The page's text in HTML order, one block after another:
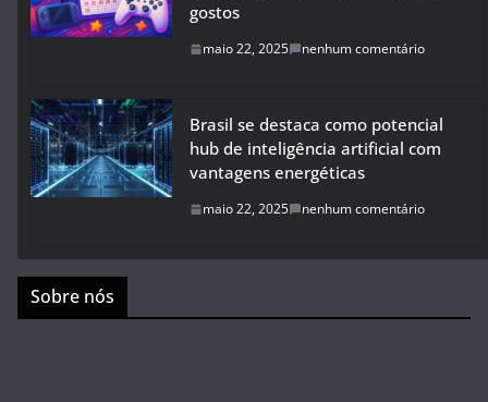
gostos
maio 22, 2025 nenhum comentário
Brasil se destaca como potencial
hub de inteligência artificial com
vantagens energéticas
maio 22, 2025 nenhum comentário
Sobre nós